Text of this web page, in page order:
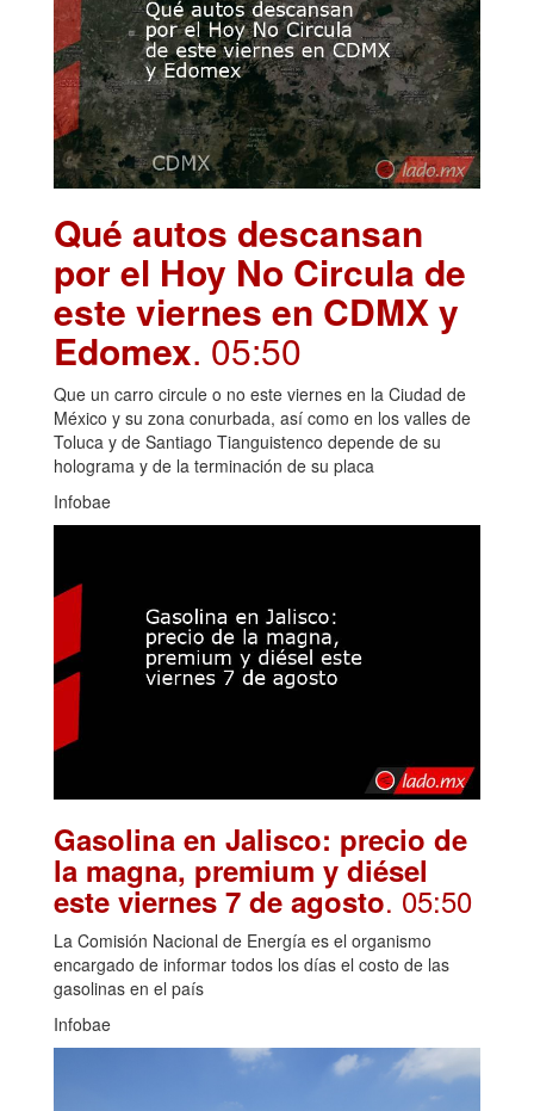
Qué autos descansan
por el Hoy No Circula de
este viernes en CDMX y
Edomex. 05:50
Que un carro circule o no este viernes en la Ciudad de
México y su zona conurbada, así como en los valles de
Toluca y de Santiago Tianguistenco depende de su
holograma y de la terminación de su placa
Infobae
Gasolina en Jalisco: precio de
la magna, premium y diésel
este viernes 7 de agosto. 05:50
La Comisión Nacional de Energía es el organismo
encargado de informar todos los días el costo de las
gasolinas en el país
Infobae